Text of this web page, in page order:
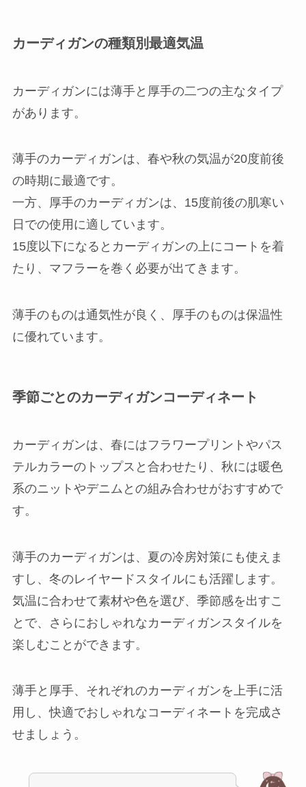
カーディガンの種類別最適気温
カーディガンには薄手と厚手の二つの主なタイプ
があります。
薄手のカーディガンは、春や秋の気温が20度前後
の時期に最適です。
一方、厚手のカーディガンは、15度前後の肌寒い
日での使用に適しています。
15度以下になるとカーディガンの上にコートを着
たり、マフラーを巻く必要が出てきます。
薄手のものは通気性が良く、厚手のものは保温性
に優れています。
季節ごとのカーディガンコーディネート
カーディガンは、春にはフラワープリントやパス
テルカラーのトップスと合わせたり、秋には暖色
系のニットやデニムとの組み合わせがおすすめで
す。
薄手のカーディガンは、夏の冷房対策にも使えま
すし、冬のレイヤードスタイルにも活躍します。
気温に合わせて素材や色を選び、季節感を出すこ
とで、さらにおしゃれなカーディガンスタイルを
楽しむことができます。
薄手と厚手、それぞれのカーディガンを上手に活
用し、快適でおしゃれなコーディネートを完成さ
せましょう。